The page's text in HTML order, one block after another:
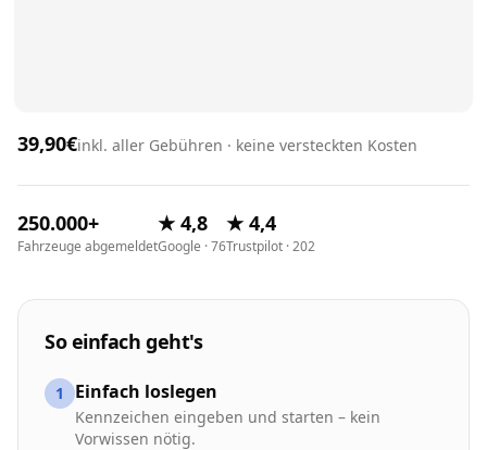
39,90€inkl. aller Gebühren · keine versteckten Kosten
250.000+
Fahrzeuge abgemeldet
★ 4,8
Google · 76
★ 4,4
Trustpilot · 202
So einfach geht's
1 Einfach loslegen
Kennzeichen eingeben und starten – kein
Vorwissen nötig.